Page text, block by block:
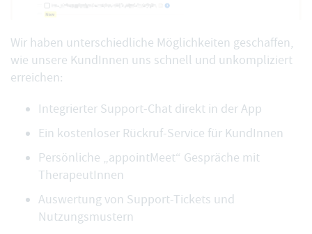
Wir haben unterschiedliche Möglichkeiten geschaffen,
wie unsere KundInnen uns schnell und unkompliziert
erreichen:
Integrierter Support-Chat direkt in der App
Ein kostenloser Rückruf-Service für KundInnen
Persönliche „appointMeet“ Gespräche mit
TherapeutInnen
Auswertung von Support-Tickets und
Nutzungsmustern